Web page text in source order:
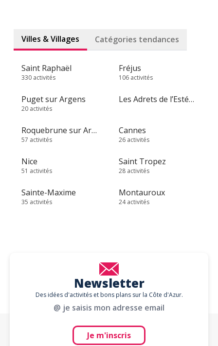
Villes & Villages Catégories tendances
Saint Raphaël
330 activités
Fréjus
106 activités
Puget sur Argens
20 activités
Les Adrets de l’Estérel
Roquebrune sur Argens
57 activités
Cannes
26 activités
Nice
51 activités
Saint Tropez
28 activités
Sainte-Maxime
35 activités
Montauroux
24 activités
Newsletter
Des idées d'activités et bons plans sur la Côte d'Azur.
@ je saisis mon adresse email
Je m'inscris